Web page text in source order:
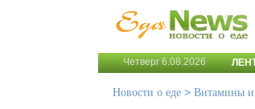
Четверг 6.08.2026
Новости о еде > Витамины